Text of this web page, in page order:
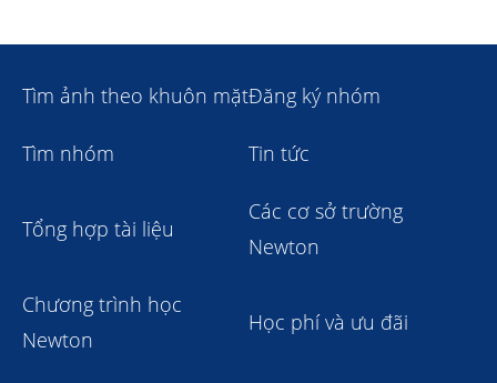
Tìm ảnh theo khuôn mặtĐăng ký nhóm
Tìm nhóm Tin tức
Tổng hợp tài liệu
Các cơ sở trường
Newton
Chương trình học
Newton
Học phí và ưu đãi